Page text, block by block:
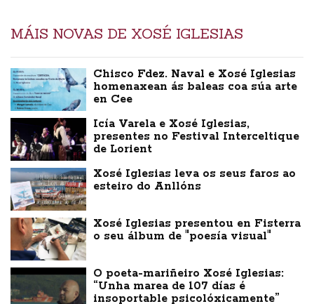
MÁIS NOVAS DE XOSÉ IGLESIAS
Chisco Fdez. Naval e Xosé Iglesias
homenaxean ás baleas coa súa arte
en Cee
Icía Varela e Xosé Iglesias,
presentes no Festival Interceltique
de Lorient
Xosé Iglesias leva os seus faros ao
esteiro do Anllóns
Xosé Iglesias presentou en Fisterra
o seu álbum de "poesía visual"
O poeta-mariñeiro Xosé Iglesias:
“Unha marea de 107 días é
insoportable psicolóxicamente”